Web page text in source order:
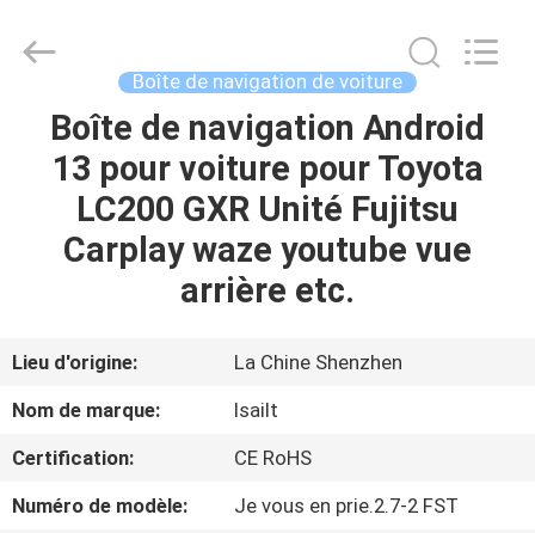
MAISON
PRODUITS
AU
SUJET
NOUS
Automobile
Electron
Boîte de navigation de voiture
Boîte de navigation Android
13 pour voiture pour Toyota
LC200 GXR Unité Fujitsu
Carplay waze youtube vue
arrière etc.
Lieu d'origine:
La Chine Shenzhen
Nom de marque:
lsailt
Certification:
CE RoHS
Numéro de modèle:
Je vous en prie.2.7-2 FST